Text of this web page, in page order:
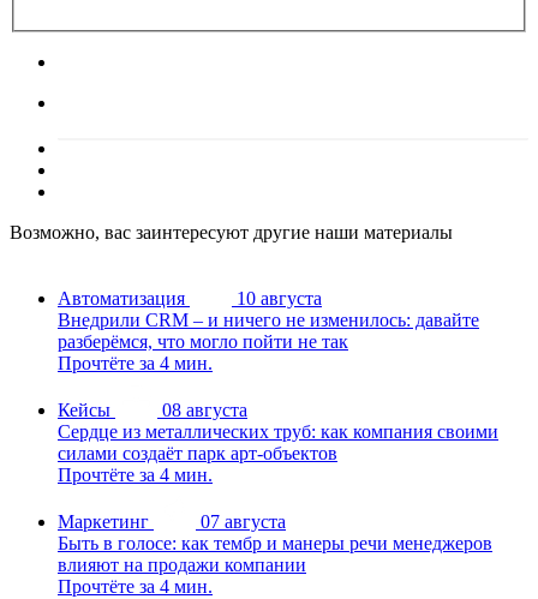
Возможно, вас заинтересуют другие наши материалы
Автоматизация
10 августа
Внедрили CRM – и ничего не изменилось: давайте
разберёмся, что могло пойти не так
Прочтёте за 4 мин.
Кейсы
08 августа
Сердце из металлических труб: как компания своими
силами создаёт парк арт-объектов
Прочтёте за 4 мин.
Маркетинг
07 августа
Быть в голосе: как тембр и манеры речи менеджеров
влияют на продажи компании
Прочтёте за 4 мин.